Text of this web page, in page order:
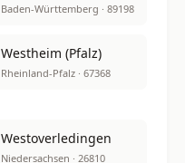
Baden-Württemberg · 89198
Westheim (Pfalz)
Rheinland-Pfalz · 67368
Westoverledingen
Niedersachsen · 26810